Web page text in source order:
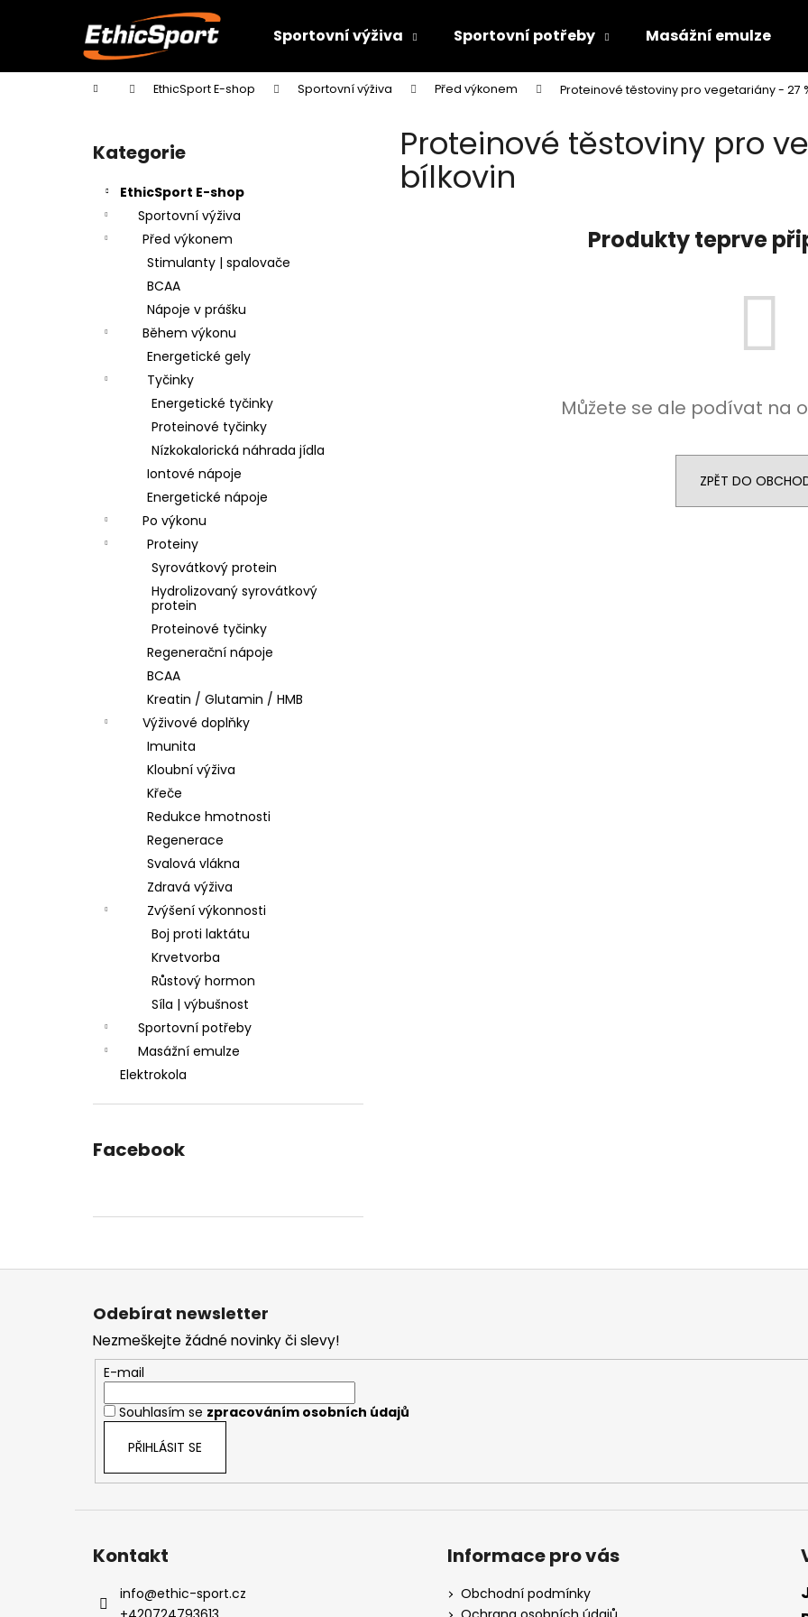
Sportovní výživa Sportovní potřeby Masážní emulze
Domů EthicSport E-shop Sportovní výživa Před výkonem Proteinové těstoviny pro vegetariány - 27
Přeskočit
kategorie
Kategorie
EthicSport E-shop
Sportovní výživa
Před výkonem
Stimulanty | spalovače
BCAA
Nápoje v prášku
Během výkonu
Energetické gely
Tyčinky
Energetické tyčinky
Proteinové tyčinky
Nízkokalorická náhrada jídla
Iontové nápoje
Energetické nápoje
Po výkonu
Proteiny
Syrovátkový protein
Hydrolizovaný syrovátkový
protein
Proteinové tyčinky
Regenerační nápoje
BCAA
Kreatin / Glutamin / HMB
Výživové doplňky
Imunita
Kloubní výživa
Křeče
Redukce hmotnosti
Regenerace
Svalová vlákna
Zdravá výživa
Zvýšení výkonnosti
Boj proti laktátu
Krvetvorba
Růstový hormon
Síla | výbušnost
Sportovní potřeby
Masážní emulze
Elektrokola
Facebook
Proteinové těstoviny pro
bílkovin
Produkty teprve
Můžete se ale podívat na
ZPĚT DO
í
Zpět
do
Zpět
do
Co potřebujete najít?
HLEDAT
Doporučujeme
Z
Odebírat newsletter
Nezmeškejte žádné novinky či slevy!
E-mail
Souhlasím se zpracováním osobních údajů
PŘIHLÁSIT SE
Kontakt
info@ethic-sport.cz
Informace pro vás
Obchodní podmínky